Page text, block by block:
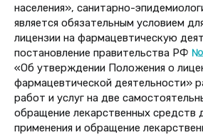
населения», санитарно-
является обязательным условием
лицензии на фармацевтическую
постановление правительства РФ №
«Об утверждении Положения о
фармацевтической деятельности»
работ и услуг на две
обращение лекарственных средств
применения и обращение